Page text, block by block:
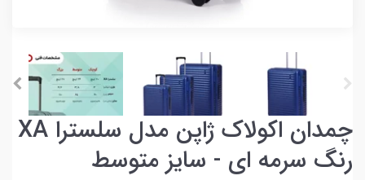
چمدان اکولاک ژاپن مدل سلسترا XA
رنگ سرمه ای - سایز متوسط